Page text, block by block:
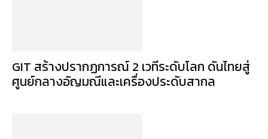
GIT สร้างปรากฏการณ์ 2 เวทีระดับโลก ดันไทยสู่
ศูนย์กลางอัญมณีและเครื่องประดับสากล